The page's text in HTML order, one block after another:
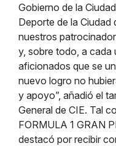
Gobierno de la
Deporte de la
nuestros
y, sobre todo, a cada
aficionados que se
nuevo logro no
y apoyo”, añadió el
General de CIE. Tal
FORMULA 1 GRAN
destacó por recibir